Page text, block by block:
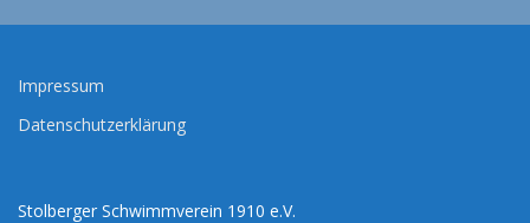
Impressum
Datenschutzerklärung
Stolberger Schwimmverein 1910 e.V.